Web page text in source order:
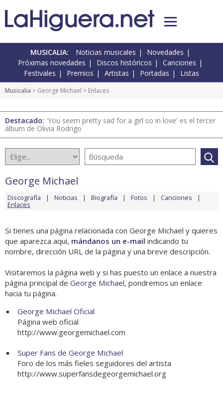
MUSICALIA: Noticias musicales
Novedades
Próximas novedades
Discos históricos
Canciones
Festivales
Premios Artistas Portadas Listas
Musicalia > George Michael > Enlaces
Destacado: 'You seem pretty sad for a girl so in love' es el tercer
álbum de Olivia Rodrigo
George Michael
Discografía Noticias Biografía Fotos Canciones
Enlaces
Si tienes una página relacionada con George Michael y quieres
que aparezca aquí, mándanos un e-mail indicando tu
nombre, dirección URL de la página y una breve descripción.
Visitaremos la página web y si has puesto un enlace a nuestra
página principal de George Michael, pondremos un enlace
hacia tu página.
George Michael Oficial
Página web oficial
http://www.georgemichael.com
Super Fans de George Michael
Foro de los más fieles seguidores del artista
http://www.superfansdegeorgemichael.org